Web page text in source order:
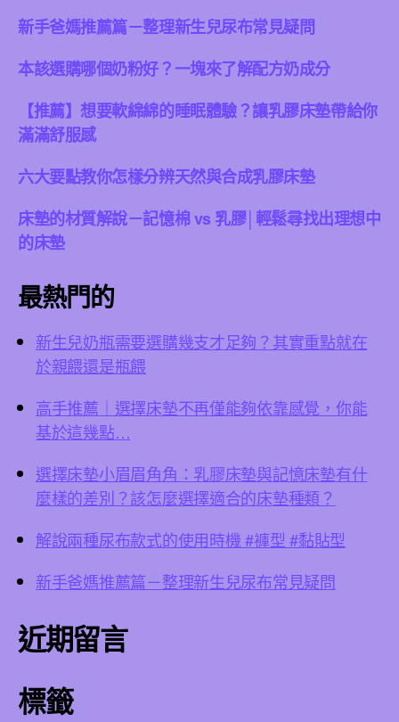
新手爸媽推薦篇－整理新生兒尿布常見疑問
本該選購哪個奶粉好？一塊來了解配方奶成分
【推薦】想要軟綿綿的睡眠體驗？讓乳膠床墊帶給你
滿滿舒服感
六大要點教你怎樣分辨天然與合成乳膠床墊
床墊的材質解說－記憶棉 vs 乳膠│輕鬆尋找出理想中
的床墊
最熱門的
新生兒奶瓶需要選購幾支才足夠？其實重點就在
於親餵還是瓶餵
高手推薦｜選擇床墊不再僅能夠依靠感覺，你能
基於這幾點…
選擇床墊小眉眉角角：乳膠床墊與記憶床墊有什
麼樣的差別？該怎麼選擇適合的床墊種類？
解說兩種尿布款式的使用時機 #褲型 #黏貼型
新手爸媽推薦篇－整理新生兒尿布常見疑問
近期留言
標籤